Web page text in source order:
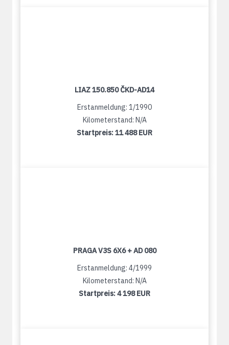
LIAZ 150.850 ČKD-AD14
Erstanmeldung: 1/1990
Kilometerstand: N/A
Startpreis:11 488 EUR
PRAGA V3S 6X6 + AD 080
Erstanmeldung: 4/1999
Kilometerstand: N/A
Startpreis:4 198 EUR